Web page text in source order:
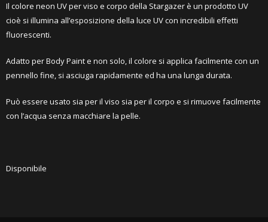
Il colore neon UV per viso e corpo della Stargazer è un prodotto UV
cioè si illumina all’esposizione della luce UV con incredibili effetti
fluorescenti.
Adatto per Body Paint e non solo, il colore si applica facilmente con un
pennello fine, si asciuga rapidamente ed ha una lunga durata.
Può essere usato sia per il viso sia per il corpo e si rimuove facilmente
con l’acqua senza macchiare la pelle.
Disponibile